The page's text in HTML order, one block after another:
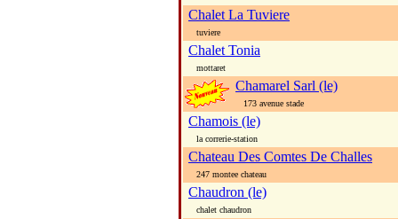
Chalet La Tuviere
tuviere
Chalet Tonia
mottaret
Chamarel Sarl (le)
173 avenue stade
Chamois (le)
la correrie-station
Chateau Des Comtes De Challes
247 montee chateau
Chaudron (le)
chalet chaudron